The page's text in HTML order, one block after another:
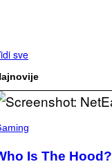
sve
Is The Hood?